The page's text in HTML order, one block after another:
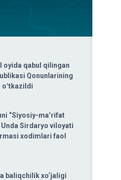
oyida qabul qilingan
Qonunlarining
oʻtkazildi
“Siyosiy-ma’rifat
Unda Sirdaryo viloyati
xodimlari faol
baliqchilik xo‘jaligi